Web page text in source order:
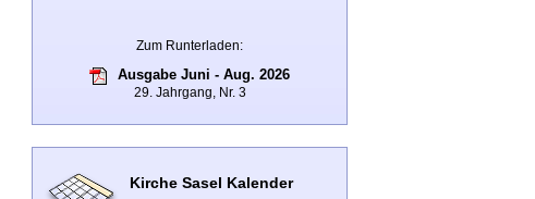
Zum Runterladen:
Ausgabe Juni - Aug. 2026
29. Jahrgang, Nr. 3
Kirche Sasel Kalender